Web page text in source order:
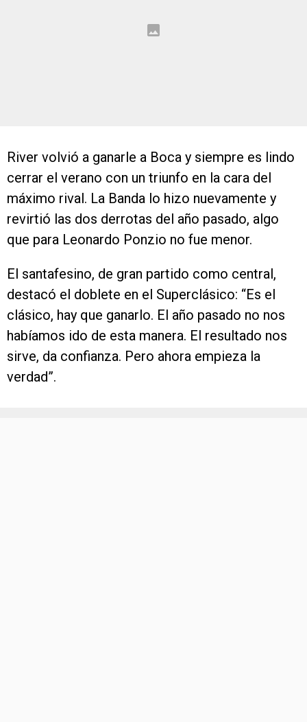
River volvió a ganarle a Boca y siempre es lindo
cerrar el verano con un triunfo en la cara del
máximo rival. La Banda lo hizo nuevamente y
revirtió las dos derrotas del año pasado, algo
que para Leonardo Ponzio no fue menor.
El santafesino, de gran partido como central,
destacó el doblete en el Superclásico: “Es el
clásico, hay que ganarlo. El año pasado no nos
habíamos ido de esta manera. El resultado nos
sirve, da confianza. Pero ahora empieza la
verdad”.